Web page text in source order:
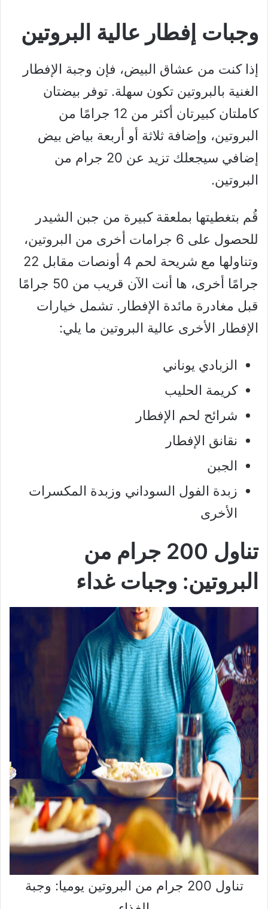
وجبات إفطار عالية البروتين
إذا كنت من عشاق البيض، فإن وجبة الإفطار
الغنية بالبروتين تكون سهلة. توفر بيضتان
كاملتان كبيرتان أكثر من 12 جرامًا من
البروتين، وإضافة ثلاثة أو أربعة بياض بيض
إضافي سيجعلك تزيد عن 20 جرام من
البروتين.
قُم بتغطيتها بملعقة كبيرة من جبن الشيدر
للحصول على 6 جرامات أخرى من البروتين،
وتناولها مع شريحة لحم 4 أونصات مقابل 22
جرامًا أخرى، ها أنت الآن قريب من 50 جرامًا
قبل مغادرة مائدة الإفطار. تشمل خيارات
الإفطار الأخرى عالية البروتين ما يلي:
الزبادي يوناني
كريمة الحليب
شرائح لحم الإفطار
نقانق الإفطار
الجبن
زبدة الفول السوداني وزبدة المكسرات
الأخرى
تناول 200 جرام من
البروتين: وجبات غداء
تناول 200 جرام من البروتين يوميا: وجبة